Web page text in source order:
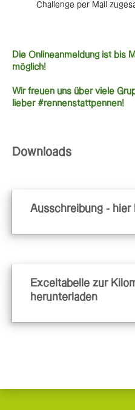
Challenge per Mail
Die Onlineanmeldung ist bis
möglich!
Wir freuen uns über viele
lieber #rennenstattpennen!
Downloads
Ausschreibung - hier
Exceltabelle zur
herunterladen